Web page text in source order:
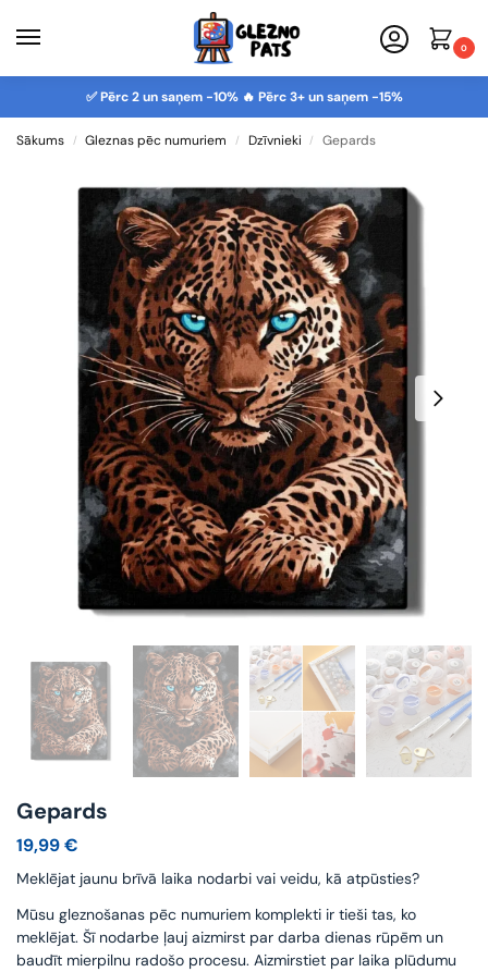
0
✅ Pērc 2 un saņem -10% 🔥 Pērc 3+ un saņem -15%
Sākums / Gleznas pēc numuriem / Dzīvnieki / Gepards
Gepards
19,99€
Meklējat jaunu brīvā laika nodarbi vai veidu, kā atpūsties?
Mūsu gleznošanas pēc numuriem komplekti ir tieši tas, ko
meklējat. Šī nodarbe ļauj aizmirst par darba dienas rūpēm un
baudīt mierpilnu radošo procesu. Aizmirstiet par laika plūdumu